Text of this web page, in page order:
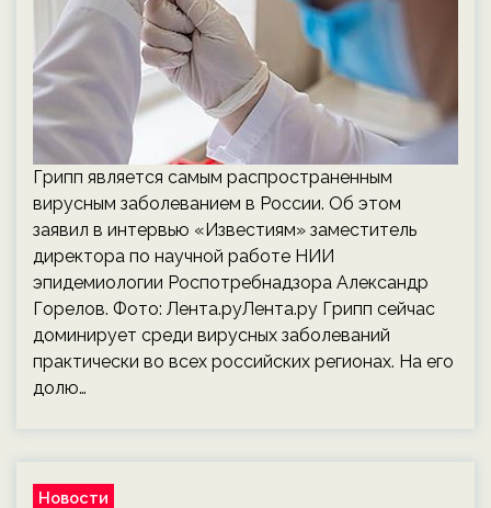
Грипп является самым распространенным
вирусным заболеванием в России. Об этом
заявил в интервью «Известиям» заместитель
директора по научной работе НИИ
эпидемиологии Роспотребнадзора Александр
Горелов. Фото: Лента.руЛента.ру Грипп сейчас
доминирует среди вирусных заболеваний
практически во всех российских регионах. На его
долю…
Новости